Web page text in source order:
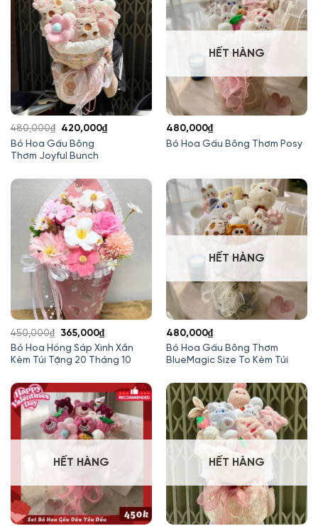
Bó Hoa Gấu Bông
Thơm Joyful Bunch
480,000₫
Giá
gốc
là:
420,000₫Giá
420,000₫.
HẾT HÀNG
Bó Hoa Gấu Bông Thơm Posy
480,000₫
Bó Hoa Hồng Sáp Xinh Xắn
Kèm Túi Tặng 20 Tháng 10
450,000₫
Giá
gốc
là:
365,000₫Giá
hiện
tại
365,000₫.
HẾT HÀNG
Bó Hoa Gấu Bông Thơm
BlueMagic Size To Kèm Túi
480,000₫
HẾT HÀNG HẾT HÀNG